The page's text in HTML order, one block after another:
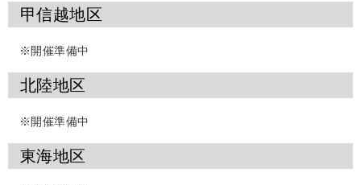
甲信越地区
※開催準備中
北陸地区
※開催準備中
東海地区